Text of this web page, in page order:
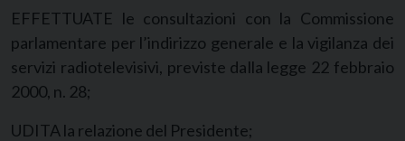
EFFETTUATE le consultazioni con la Commissione
parlamentare per l’indirizzo generale e la vigilanza dei
servizi radiotelevisivi, previste dalla legge 22 febbraio
2000, n. 28;
UDITA la relazione del Presidente;